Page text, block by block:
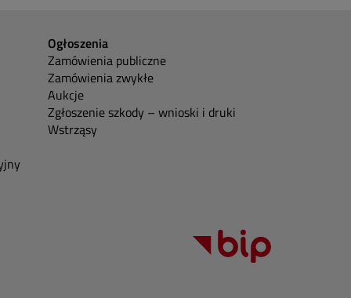
Ogłoszenia
Zamówienia publiczne
Zamówienia zwykłe
Aukcje
Zgłoszenie szkody – wnioski i druki
Wstrząsy